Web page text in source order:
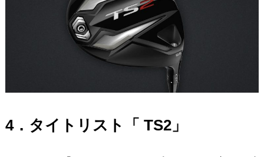
4．タイトリスト「 TS2」